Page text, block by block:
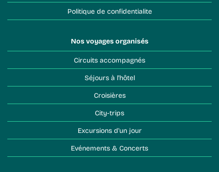
Politique de confidentialite
Nos voyages organisés
Circuits accompagnés
Séjours à l'hôtel
Croisières
City-trips
Excursions d'un jour
Evénements & Concerts